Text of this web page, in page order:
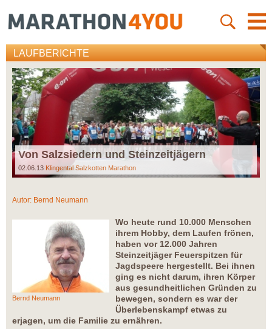
LAUFBERICHTE
Von Salzsiedern und Steinzeitjägern
02.06.13 Klingental Salzkotten Marathon
Autor: Bernd Neumann
Bernd Neumann
Wo heute rund 10.000 Menschen
ihrem Hobby, dem Laufen frönen,
haben vor 12.000 Jahren
Steinzeitjäger Feuerspitzen für
Jagdspeere hergestellt. Bei ihnen
ging es nicht darum, ihren Körper
aus gesundheitlichen Gründen zu
bewegen, sondern es war der
Überlebenskampf etwas zu
erjagen, um die Familie zu ernähren.